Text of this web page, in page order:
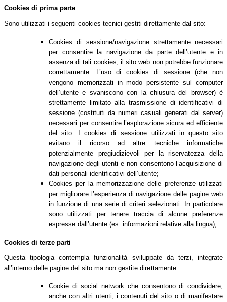
Cookies di prima parte
Sono utilizzati i seguenti cookies tecnici gestiti direttamente dal sito:
Cookies di sessione/navigazione strettamente necessari
per consentire la navigazione da parte dell’utente e in
assenza di tali cookies, il sito web non potrebbe funzionare
correttamente. L’uso di cookies di sessione (che non
vengono memorizzati in modo persistente sul computer
dell’utente e svaniscono con la chiusura del browser) è
strettamente limitato alla trasmissione di identificativi di
sessione (costituiti da numeri casuali generati dal server)
necessari per consentire l’esplorazione sicura ed efficiente
del sito. I cookies di sessione utilizzati in questo sito
evitano il ricorso ad altre tecniche informatiche
potenzialmente pregiudizievoli per la riservatezza della
navigazione degli utenti e non consentono l’acquisizione di
dati personali identificativi dell’utente;
Cookies per la memorizzazione delle preferenze utilizzati
per migliorare l’esperienza di navigazione delle pagine web
in funzione di una serie di criteri selezionati. In particolare
sono utilizzati per tenere traccia di alcune preferenze
espresse dall’utente (es: informazioni relative alla lingua);
Cookies di terze parti
Questa tipologia contempla funzionalità sviluppate da terzi, integrate
all’interno delle pagine del sito ma non gestite direttamente:
Cookie di social network che consentono di condividere,
anche con altri utenti, i contenuti del sito o di manifestare